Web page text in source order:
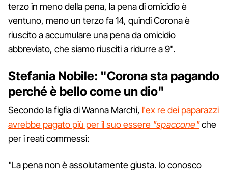
terzo in meno della pena, la pena di omicidio è
ventuno, meno un terzo fa 14, quindi Corona è
riuscito a accumulare una pena da omicidio
abbreviato, che siamo riusciti a ridurre a 9".
Stefania Nobile: "Corona sta pagando
perché è bello come un dio"
Secondo la figlia di Wanna Marchi, l'ex re dei paparazzi
avrebbe pagato più per il suo essere "spaccone"che
per i reati commessi:
"La pena non è assolutamente giusta. Io conosco